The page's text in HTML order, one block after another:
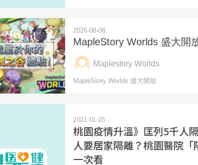
2021-01-25
桃園疫情升溫》匡列5千人
人要居家隔離？桃園醫院
一次看